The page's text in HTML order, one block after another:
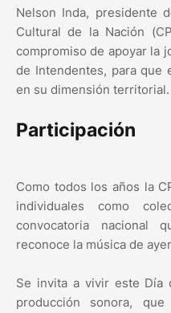
Nelson Inda, presidente
Cultural de la Nación
compromiso de apoyar la
de Intendentes, para que
en su dimensión territorial.
Participación
Como todos los años la
individuales como
convocatoria nacional
reconoce la música de
Se invita a vivir este Día
producción sonora,